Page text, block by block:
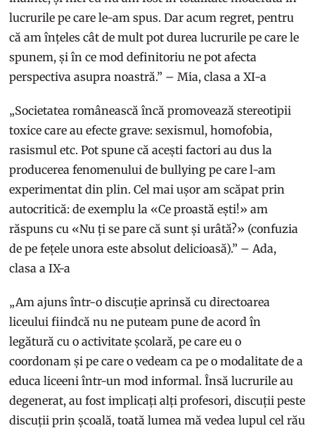
lucrurile pe care le-am spus. Dar acum regret, pentru
că am înțeles cât de mult pot durea lucrurile pe care le
spunem, și în ce mod definitoriu ne pot afecta
perspectiva asupra noastră.” – Mia, clasa a XI-a
„Societatea românească încă promovează stereotipii
toxice care au efecte grave: sexismul, homofobia,
rasismul etc. Pot spune că acești factori au dus la
producerea fenomenului de bullying pe care l-am
experimentat din plin. Cel mai ușor am scăpat prin
autocritică: de exemplu la «Ce proastă ești!» am
răspuns cu «Nu ți se pare că sunt și urâtă?» (confuzia
de pe fețele unora este absolut delicioasă).” – Ada,
clasa a IX-a
„Am ajuns într-o discuție aprinsă cu directoarea
liceului fiindcă nu ne puteam pune de acord în
legătură cu o activitate școlară, pe care eu o
coordonam și pe care o vedeam ca pe o modalitate de a
educa liceeni într-un mod informal. Însă lucrurile au
degenerat, au fost implicați alți profesori, discuții peste
discuții prin școală, toată lumea mă vedea lupul cel rău